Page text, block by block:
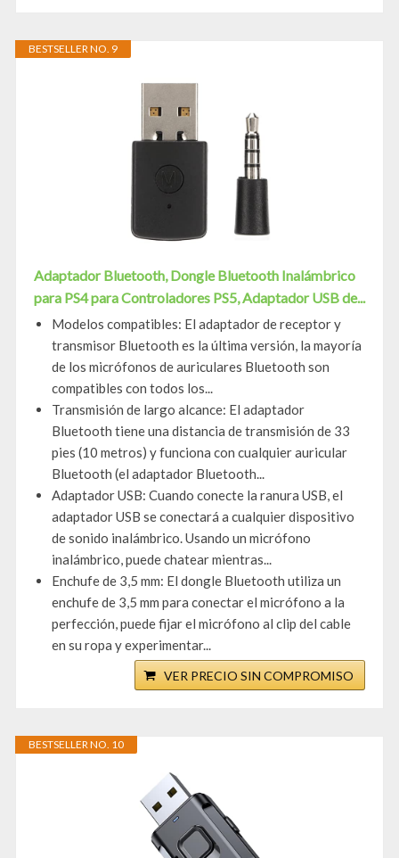
BESTSELLER NO. 9
Adaptador Bluetooth, Dongle Bluetooth Inalámbrico
para PS4 para Controladores PS5, Adaptador USB de...
Modelos compatibles: El adaptador de receptor y
transmisor Bluetooth es la última versión, la mayoría
de los micrófonos de auriculares Bluetooth son
compatibles con todos los...
Transmisión de largo alcance: El adaptador
Bluetooth tiene una distancia de transmisión de 33
pies (10 metros) y funciona con cualquier auricular
Bluetooth (el adaptador Bluetooth...
Adaptador USB: Cuando conecte la ranura USB, el
adaptador USB se conectará a cualquier dispositivo
de sonido inalámbrico. Usando un micrófono
inalámbrico, puede chatear mientras...
Enchufe de 3,5 mm: El dongle Bluetooth utiliza un
enchufe de 3,5 mm para conectar el micrófono a la
perfección, puede fijar el micrófono al clip del cable
en su ropa y experimentar...
VER PRECIO SIN COMPROMISO
BESTSELLER NO. 10